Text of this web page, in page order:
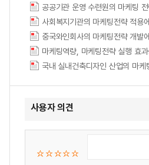
공공기관 운영 수련원의 마케
사회복지기관의 마케팅전략
중국와인회사의 마케팅전략
마케팅역량, 마케팅전략 실행 효
국내 실내건축디자인 산업의
사용자 의견